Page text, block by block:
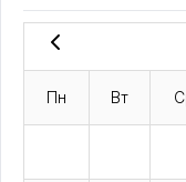
Пн Вт